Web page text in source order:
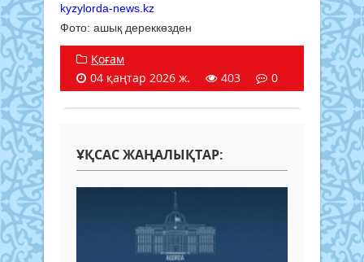
kyzylorda-news.kz
Фото: ашық дереккөзден
Қоғам
04 қаңтар 2026 ж.
403 0
ҰҚСАС ЖАҢАЛЫҚТАР: